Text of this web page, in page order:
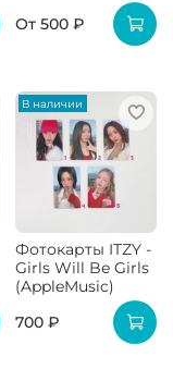
От 500 ₽
В наличии
Фотокарты ITZY -
Girls Will Be Girls
(AppleMusic)
700 ₽